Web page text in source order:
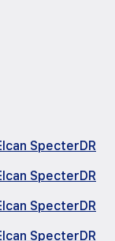
SpecterDR
SpecterDR
SpecterDR
SpecterDR